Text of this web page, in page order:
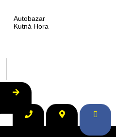
Autobazar
Kutná Hora